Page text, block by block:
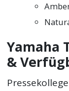
Yamaha
&